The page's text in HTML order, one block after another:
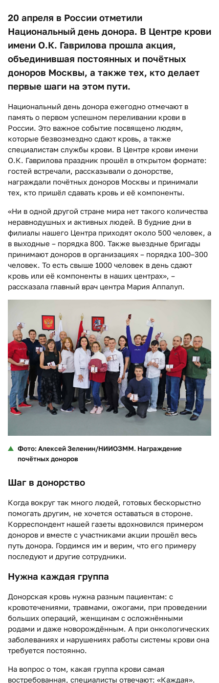
20 апреля в России отметили
Национальный день донора. В Центре крови
имени О.К. Гаврилова прошла акция,
объединившая постоянных и почётных
доноров Москвы, а также тех, кто делает
первые шаги на этом пути.
Национальный день донора ежегодно отмечают в
память о первом успешном переливании крови в
России. Это важное событие посвящено людям,
которые безвозмездно сдают кровь, а также
специалистам службы крови. В Центре крови имени
О.К. Гаврилова праздник прошёл в открытом формате:
гостей встречали, рассказывали о донорстве,
награждали почётных доноров Москвы и принимали
тех, кто пришёл сдавать кровь и её компоненты.
«Ни в одной другой стране мира нет такого количества
неравнодушных и активных людей. В будние дни в
филиалы нашего Центра приходят около 500 человек, а
в выходные – порядка 800. Также выездные бригады
принимают доноров в организациях – порядка 100–300
человек. То есть свыше 1000 человек в день сдают
кровь или её компоненты в наших центрах», –
рассказала главный врач центра Мария Аппалуп.
Фото: Алексей Зеленин/НИИОЗММ. Награждение
почётных доноров
Шаг в донорство
Когда вокруг так много людей, готовых бескорыстно
помогать другим, не хочется оставаться в стороне.
Корреспондент нашей газеты вдохновился примером
доноров и вместе с участниками акции прошёл весь
путь донора. Гордимся им и верим, что его примеру
последуют и другие сотрудники.
Нужна каждая группа
Донорская кровь нужна разным пациентам: с
кровотечениями, травмами, ожогами, при проведении
больших операций, женщинам с осложнёнными
родами и даже новорождённым. А при онкологических
заболеваниях и нарушениях работы системы крови она
требуется постоянно.
На вопрос о том, какая группа крови самая
востребованная, специалисты отвечают: «Каждая».